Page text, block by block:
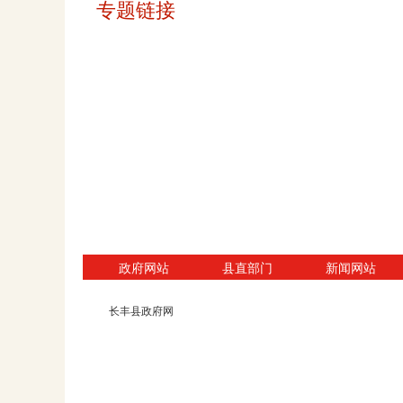
专题链接
政府网站 县直部门 新闻网站
长丰县政府网